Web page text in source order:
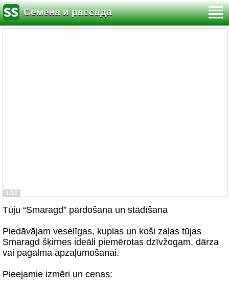
Семена и рассада
1/10
Tūju “Smaragd” pārdošana un stādīšana
Piedāvājam veselīgas, kuplas un koši zaļas tūjas
Smaragd šķirnes ideāli piemērotas dzīvžogam, dārza
vai pagalma apzaļumošanai.
Pieejamie izmēri un cenas: